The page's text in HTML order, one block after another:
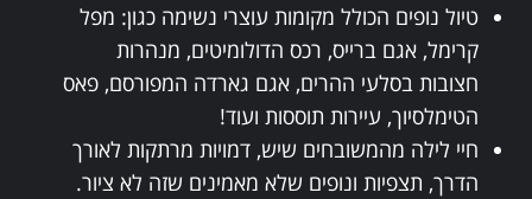
טיול נופים הכולל מקומות עוצרי נשימה כגון: מפל
קרימל, אגם ברייס, רכס הדולומיטים, מנהרות
חצובות בסלעי ההרים, אגם גארדה המפורסם, פאס
הטימלסיוך, עיירות תוססות ועוד!
חיי לילה מהמשובחים שיש, דמויות מרתקות לאורך
הדרך, תצפיות ונופים שלא מאמינים שזה לא ציור.